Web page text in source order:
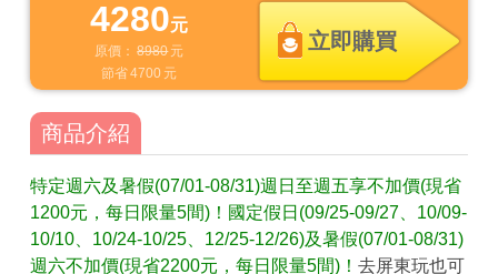
4280元
原價： 8980元
節省4700 元
立即購買
商品介紹
特定週六及暑假(07/01-08/31)週日至週五享不加價(現省
1200元，每日限量5間)！國定假日(09/25-09/27、10/09-
10/10、10/24-10/25、12/25-12/26)及暑假(07/01-08/31)
週六不加價(現省2200元，每日限量5間)！ 去屏東玩也可